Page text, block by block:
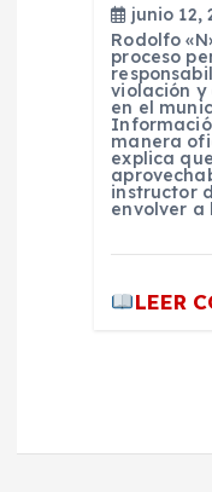
junio 12,
Rodolfo
proceso
violación y
en el
manera
explica
instructor
envolver a
LEER